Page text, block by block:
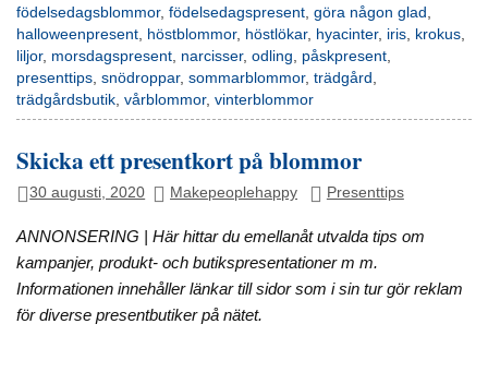
födelsedagsblommor,födelsedagspresent ,göra någon glad
halloweenpresent höstblommor, höstlökar, hyacinter, iris krokus
liljor, morsdagspresent narcisser,odling påskpresent
presenttips ,snödroppar,sommarblommor,trädgård
trädgårdsbutik ,vårblommor,vinterblommor
Skicka ett presentkort på blommor
30 augusti, 2020 Makepeoplehappy Presenttips
ANNONSERING | Här hittar du emellanåt utvalda tips om
kampanjer, produkt- och butikspresentationer m m.
Informationen innehåller länkar till sidor som i sin tur gör reklam
för diverse presentbutiker på nätet.